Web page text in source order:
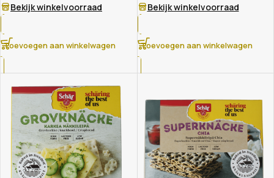
Bekijk winkelvoorraad
Toevoegen aan winkelwagen
Bekijk winkelvoorraad
Toevoegen aan winkelwagen